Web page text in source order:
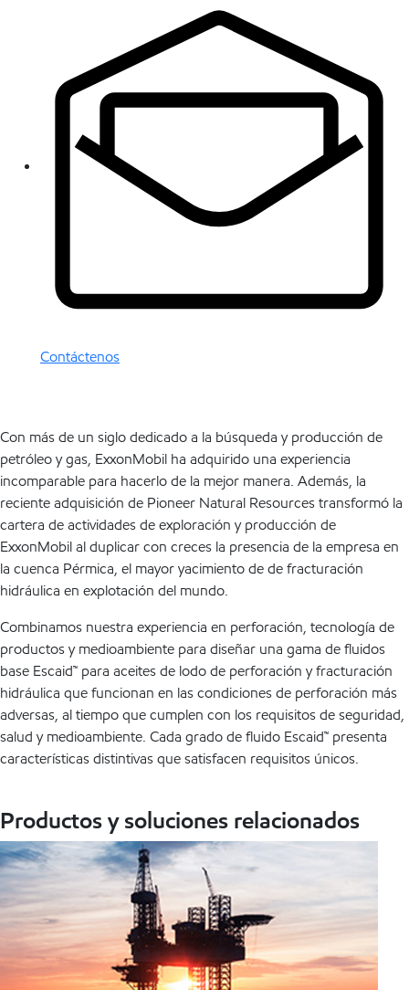
Contáctenos
Con más de un siglo dedicado a la búsqueda y producción de
petróleo y gas, ExxonMobil ha adquirido una experiencia
incomparable para hacerlo de la mejor manera. Además, la
reciente adquisición de Pioneer Natural Resources transformó la
cartera de actividades de exploración y producción de
ExxonMobil al duplicar con creces la presencia de la empresa en
la cuenca Pérmica, el mayor yacimiento de de fracturación
hidráulica en explotación del mundo.
Combinamos nuestra experiencia en perforación, tecnología de
productos y medioambiente para diseñar una gama de fluidos
base Escaid™ para aceites de lodo de perforación y fracturación
hidráulica que funcionan en las condiciones de perforación más
adversas, al tiempo que cumplen con los requisitos de seguridad,
salud y medioambiente. Cada grado de fluido Escaid™ presenta
características distintivas que satisfacen requisitos únicos.
Productos y soluciones relacionados